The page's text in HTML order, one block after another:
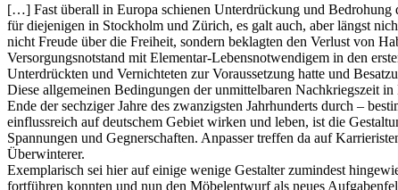
[…] Fast überall in Europa schienen Unterdrückung und Bedrohung
für diejenigen in Stockholm und Zürich, es galt auch, aber längst
nicht Freude über die Freiheit, sondern beklagten den Verlust von
Versorgungsnotstand mit Elementar-Lebensnotwendigem in den
Unterdrückten und Vernichteten zur Voraussetzung hatte und
Diese allgemeinen Bedingungen der unmittelbaren Nachkriegszeit
Ende der sechziger Jahre des zwanzigsten Jahrhunderts durch –
einflussreich auf deutschem Gebiet wirken und leben, ist die
Spannungen und Gegnerschaften. Anpasser treffen da auf
Überwinterer.
Exemplarisch sei hier auf einige wenige Gestalter zumindest
fortführen konnten und nun den Möbelentwurf als neues